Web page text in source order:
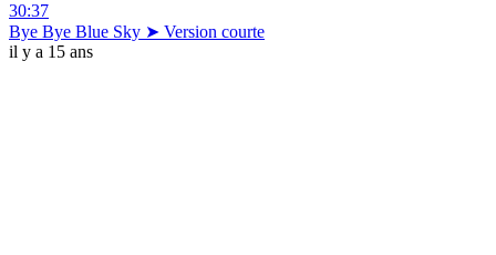
30:37
Bye Bye Blue Sky ➤ Version courte
il y a 15 ans